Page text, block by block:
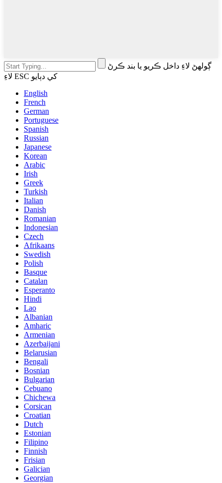
ڳولهڻ لاءِ داخل ڪريو يا بند ڪرڻ
لاءِ ESC کي دٻايو
English
French
German
Portuguese
Spanish
Russian
Japanese
Korean
Arabic
Irish
Greek
Turkish
Italian
Danish
Romanian
Indonesian
Czech
Afrikaans
Swedish
Polish
Basque
Catalan
Esperanto
Hindi
Lao
Albanian
Amharic
Armenian
Azerbaijani
Belarusian
Bengali
Bosnian
Bulgarian
Cebuano
Chichewa
Corsican
Croatian
Dutch
Estonian
Filipino
Finnish
Frisian
Galician
Georgian